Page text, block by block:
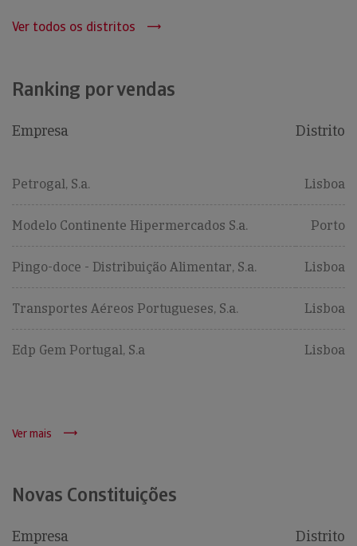
Ver todos os distritos
Ranking por vendas
Empresa Distrito
Petrogal, S.a. Lisboa
Modelo Continente Hipermercados S.a. Porto
Pingo-doce - Distribuição Alimentar, S.a. Lisboa
Transportes Aéreos Portugueses, S.a. Lisboa
Edp Gem Portugal, S.a Lisboa
Ver mais
Novas Constituições
Empresa Distrito